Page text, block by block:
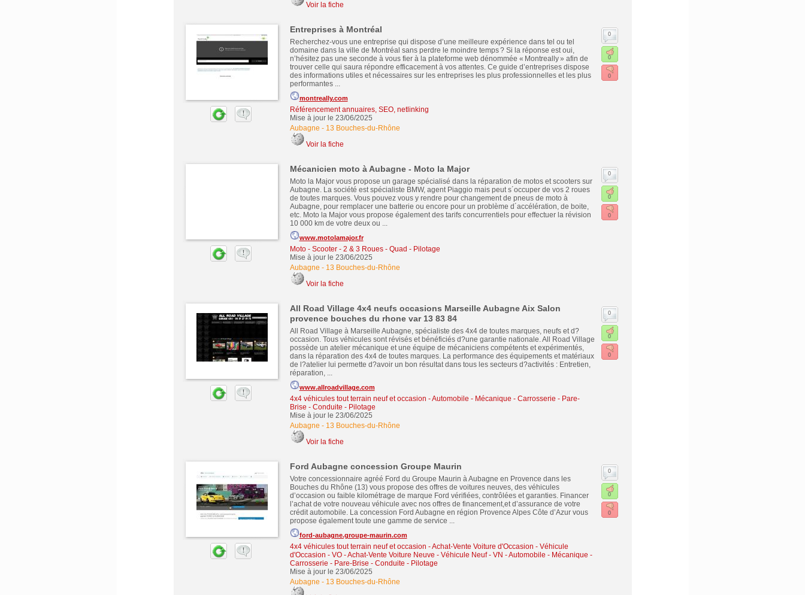
Voir la fiche
Entreprises à Montréal
Recherchez-vous une entreprise qui dispose d’une meilleure expérience dans tel ou tel
domaine dans la ville de Montréal sans perdre le moindre temps ? Si la réponse est oui,
n’hésitez pas une seconde à vous fier à la plateforme web dénommée « Montreally » afin de
trouver celle qui saura répondre efficacement à vos attentes. Ce guide d’entreprises dispose
des informations utiles et nécessaires sur les entreprises les plus professionnelles et les plus
performantes ...
montreally.com
Référencement annuaires, SEO, netlinking
Mise à jour le 23/06/2025
Aubagne - 13 Bouches-du-Rhône
Voir la fiche
0
0
0
Mécanicien moto à Aubagne - Moto la Major
Moto la Major vous propose un garage spécialisé dans la réparation de motos et scooters sur
Aubagne. La société est spécialiste BMW, agent Piaggio mais peut s´occuper de vos 2 roues
de toutes marques. Vous pouvez vous y rendre pour changement de pneus de moto à
Aubagne, pour remplacer une batterie ou encore pour un problème d´accélération, de boite,
etc. Moto la Major vous propose également des tarifs concurrentiels pour effectuer la révision
10 000 km de votre deux ou ...
www.motolamajor.fr
Moto - Scooter - 2 & 3 Roues - Quad - Pilotage
Mise à jour le 23/06/2025
Aubagne - 13 Bouches-du-Rhône
Voir la fiche
0
0
0
All Road Village 4x4 neufs occasions Marseille Aubagne Aix Salon
provence bouches du rhone var 13 83 84
All Road Village à Marseille Aubagne, spécialiste des 4x4 de toutes marques, neufs et d?
occasion. Tous véhicules sont révisés et bénéficiés d?une garantie nationale. All Road Village
possède un atelier mécanique et une équipe de mécaniciens compétents et expérimentés,
dans la réparation des 4x4 de toutes marques. La performance des équipements et matériaux
de l?atelier lui permette d?avoir un bon résultat dans tous les secteurs d?activités : Entretien,
réparation, ...
www.allroadvillage.com
4x4 véhicules tout terrain neuf et occasion -Automobile - Mécanique - Carrosserie - Pare-
Brise - Conduite - Pilotage
Mise à jour le 23/06/2025
Aubagne - 13 Bouches-du-Rhône
Voir la fiche
0
0
0
Ford Aubagne concession Groupe Maurin
Votre concessionnaire agréé Ford du Groupe Maurin à Aubagne en Provence dans les
Bouches du Rhône (13) vous propose des offres de voitures neuves, des véhicules
d’occasion ou faible kilométrage de marque Ford vérifiées, contrôlées et garanties. Financer
l’achat de votre nouveau véhicule avec nos offres de financement,et d’assurance de votre
crédit automobile. La concession Ford Aubagne en région Provence Alpes Côte d’Azur vous
propose également toute une gamme de service ...
ford-aubagne.groupe-maurin.com
4x4 véhicules tout terrain neuf et occasion -Achat-Vente Voiture d'Occasion - Véhicule
d'Occasion - VO-Achat-Vente Voiture Neuve - Véhicule Neuf - VN -Automobile - Mécanique -
Carrosserie - Pare-Brise - Conduite - Pilotage
Mise à jour le 23/06/2025
Aubagne - 13 Bouches-du-Rhône
0
0
0